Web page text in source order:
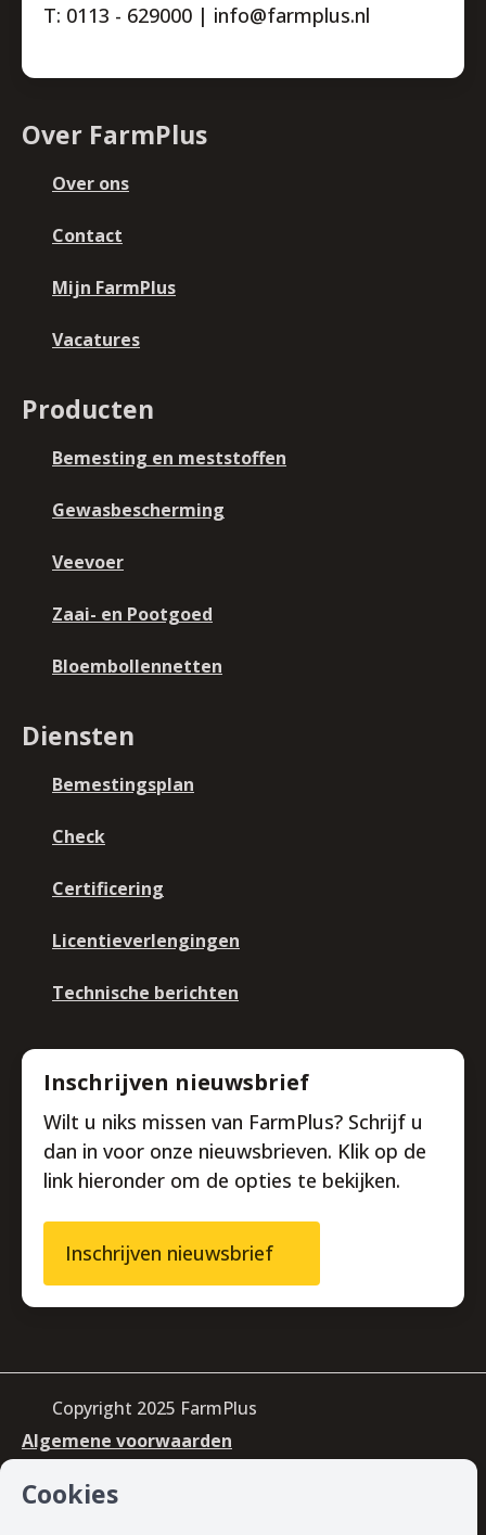
T: 0113 - 629000 | info@farmplus.nl
Over FarmPlus
Over ons
Contact
Mijn FarmPlus
Vacatures
Producten
Bemesting en meststoffen
Gewasbescherming
Veevoer
Zaai- en Pootgoed
Bloembollennetten
Diensten
Bemestingsplan
Check
Certificering
Licentieverlengingen
Technische berichten
Inschrijven nieuwsbrief
Wilt u niks missen van FarmPlus? Schrijf u
dan in voor onze nieuwsbrieven. Klik op de
link hieronder om de opties te bekijken.
Inschrijven nieuwsbrief
Copyright 2025 FarmPlus
Algemene voorwaarden
Privacy & cookiebeleid
Disclaimer
Cookies